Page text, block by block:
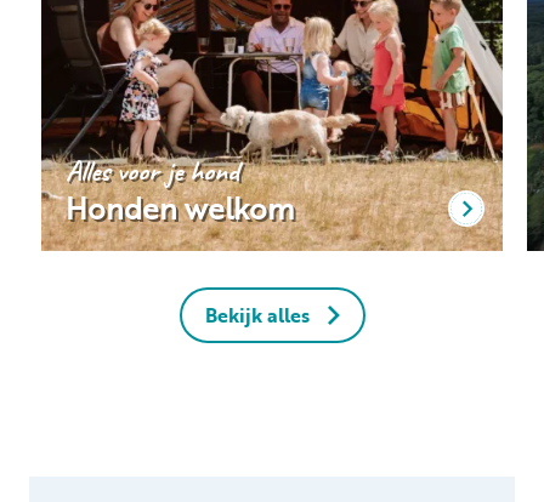
Alles voor je hond
Honden welkom
Bekijk alles